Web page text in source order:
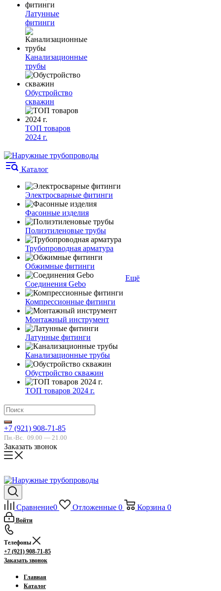
Латунные
фитинги
Канализационные
трубы
Обустройство
скважин
ТОП товаров
2024 г.
Каталог
Электросварные фитинги
Фасонные изделия
Полиэтиленовые трубы
Трубопроводная арматура
Обжимные фитинги
Соединения Gebo
Компрессионные фитинги
Монтажный инструмент
Латунные фитинги
Канализационные трубы
Обустройство скважин
ТОП товаров 2024 г.
Ещё
+7 (921) 908-71-85
Пн.-Вс. 09.00 — 21.00
Заказать звонок
Сравнение0 Отложенные 0 Корзина 0
Войти
Телефоны
+7 (921) 908-71-85
Заказать звонок
Главная
Каталог